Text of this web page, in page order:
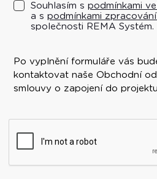
Souhlasím s podmínkami
a s podmínkami
společnosti REMA Systém.
Po vyplnění formuláře vás
kontaktovat naše Obchodní
smlouvy o zapojení do